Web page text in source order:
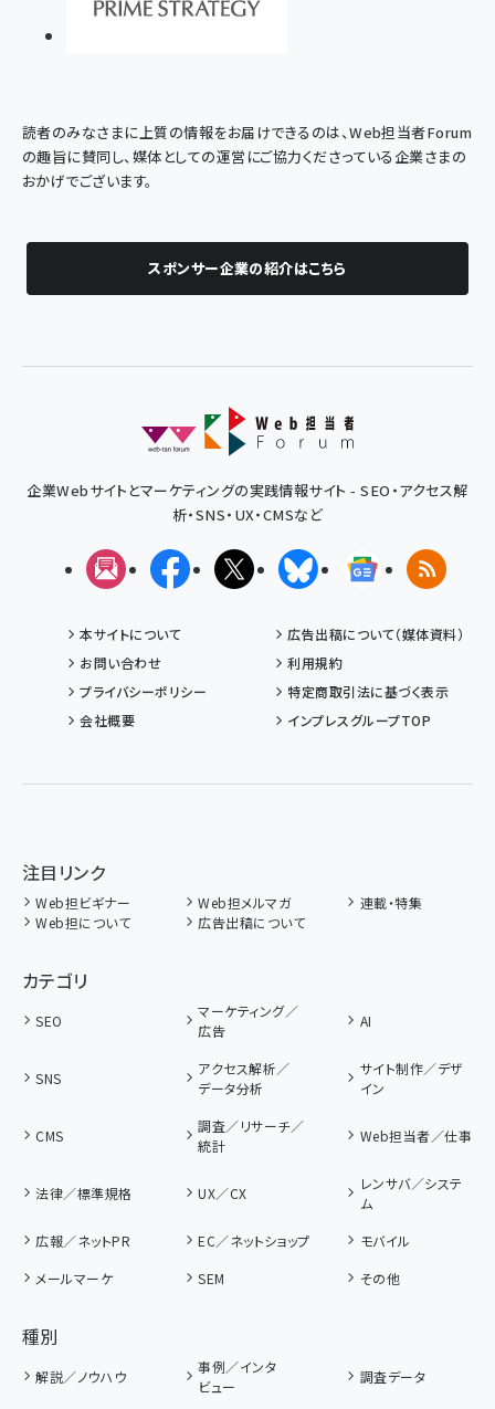
読者のみなさまに上質の情報をお届けできるのは、Web担当者Forum
の趣旨に賛同し、媒体としての運営にご協力くださっている企業さまの
おかげでございます。
スポンサー企業の紹介はこちら
企業Webサイトとマーケティングの実践情報サイト - SEO・アクセス解
析・SNS・UX・CMSなど
メルマガFacebookX(エックス)BlueskyGoogleニュ
RSS
本サイトについて
広告出稿について（媒体資料）
お問い合わせ
利用規約
プライバシーポリシー
特定商取引法に基づく表示
会社概要
インプレスグループTOP
注目リンク
Web担ビギナー Web担メルマガ
連載・特集
Web担について
広告出稿について
カテゴリ
SEO
マーケティング／
広告
AI
SNS
アクセス解析／
データ分析
サイト制作／デザ
イン
CMS
調査／リサーチ／
統計
Web担当者／仕事
法律／標準規格 UX／CX
レンサバ／システ
ム
広報／ネットPR
EC／ネットショップ
モバイル
メールマーケ
SEM その他
種別
解説／ノウハウ
事例／インタ
ビュー
調査データ